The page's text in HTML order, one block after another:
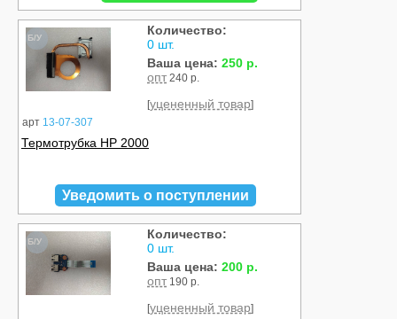
Б/У
арт 13-07-307
Количество:
0 шт.
Ваша цена: 250 р.
опт 240 р.
[уцененный товар]
Термотрубка HP 2000
Уведомить о поступлении
Б/У
Количество:
0 шт.
Ваша цена: 200 р.
опт 190 р.
[уцененный товар]